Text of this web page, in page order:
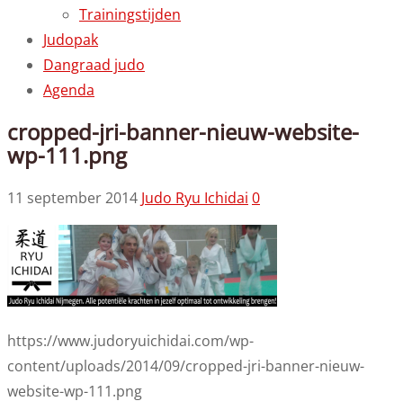
Trainingstijden
Judopak
Dangraad judo
Agenda
cropped-jri-banner-nieuw-website-
wp-111.png
11 september 2014 Judo Ryu Ichidai 0
https://www.judoryuichidai.com/wp-
content/uploads/2014/09/cropped-jri-banner-nieuw-
website-wp-111.png